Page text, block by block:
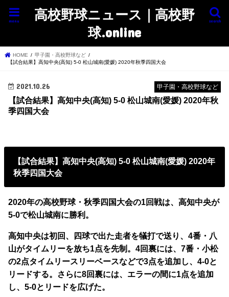
高校野球ニュース｜高校野
球.online
search
menu
HOME
甲子園・高校野球など
【試合結果】高知中央(高知) 5-0 松山城南(愛媛) 2020年秋季四国大会
甲子園・高校野球など
2021.10.26
【試合結果】高知中央(高知) 5-0 松山城南(愛媛) 2020年秋
季四国大会
【試合結果】高知中央(高知) 5-0 松山城南(愛媛) 2020年
秋季四国大会
2020年の高校野球・秋季四国大会の1回戦は、高知中央が
5-0で松山城南に勝利。
高知中央は初回、四球で出た走者を犠打で送り、4番・八
山がタイムリーを放ち1点を先制。4回裏には、7番・小松
の2点タイムリースリーベースなどで3点を追加し、4-0と
リードする。 さらに8回裏には、エラーの間に1点を追加
し、5-0とリードを広げた。